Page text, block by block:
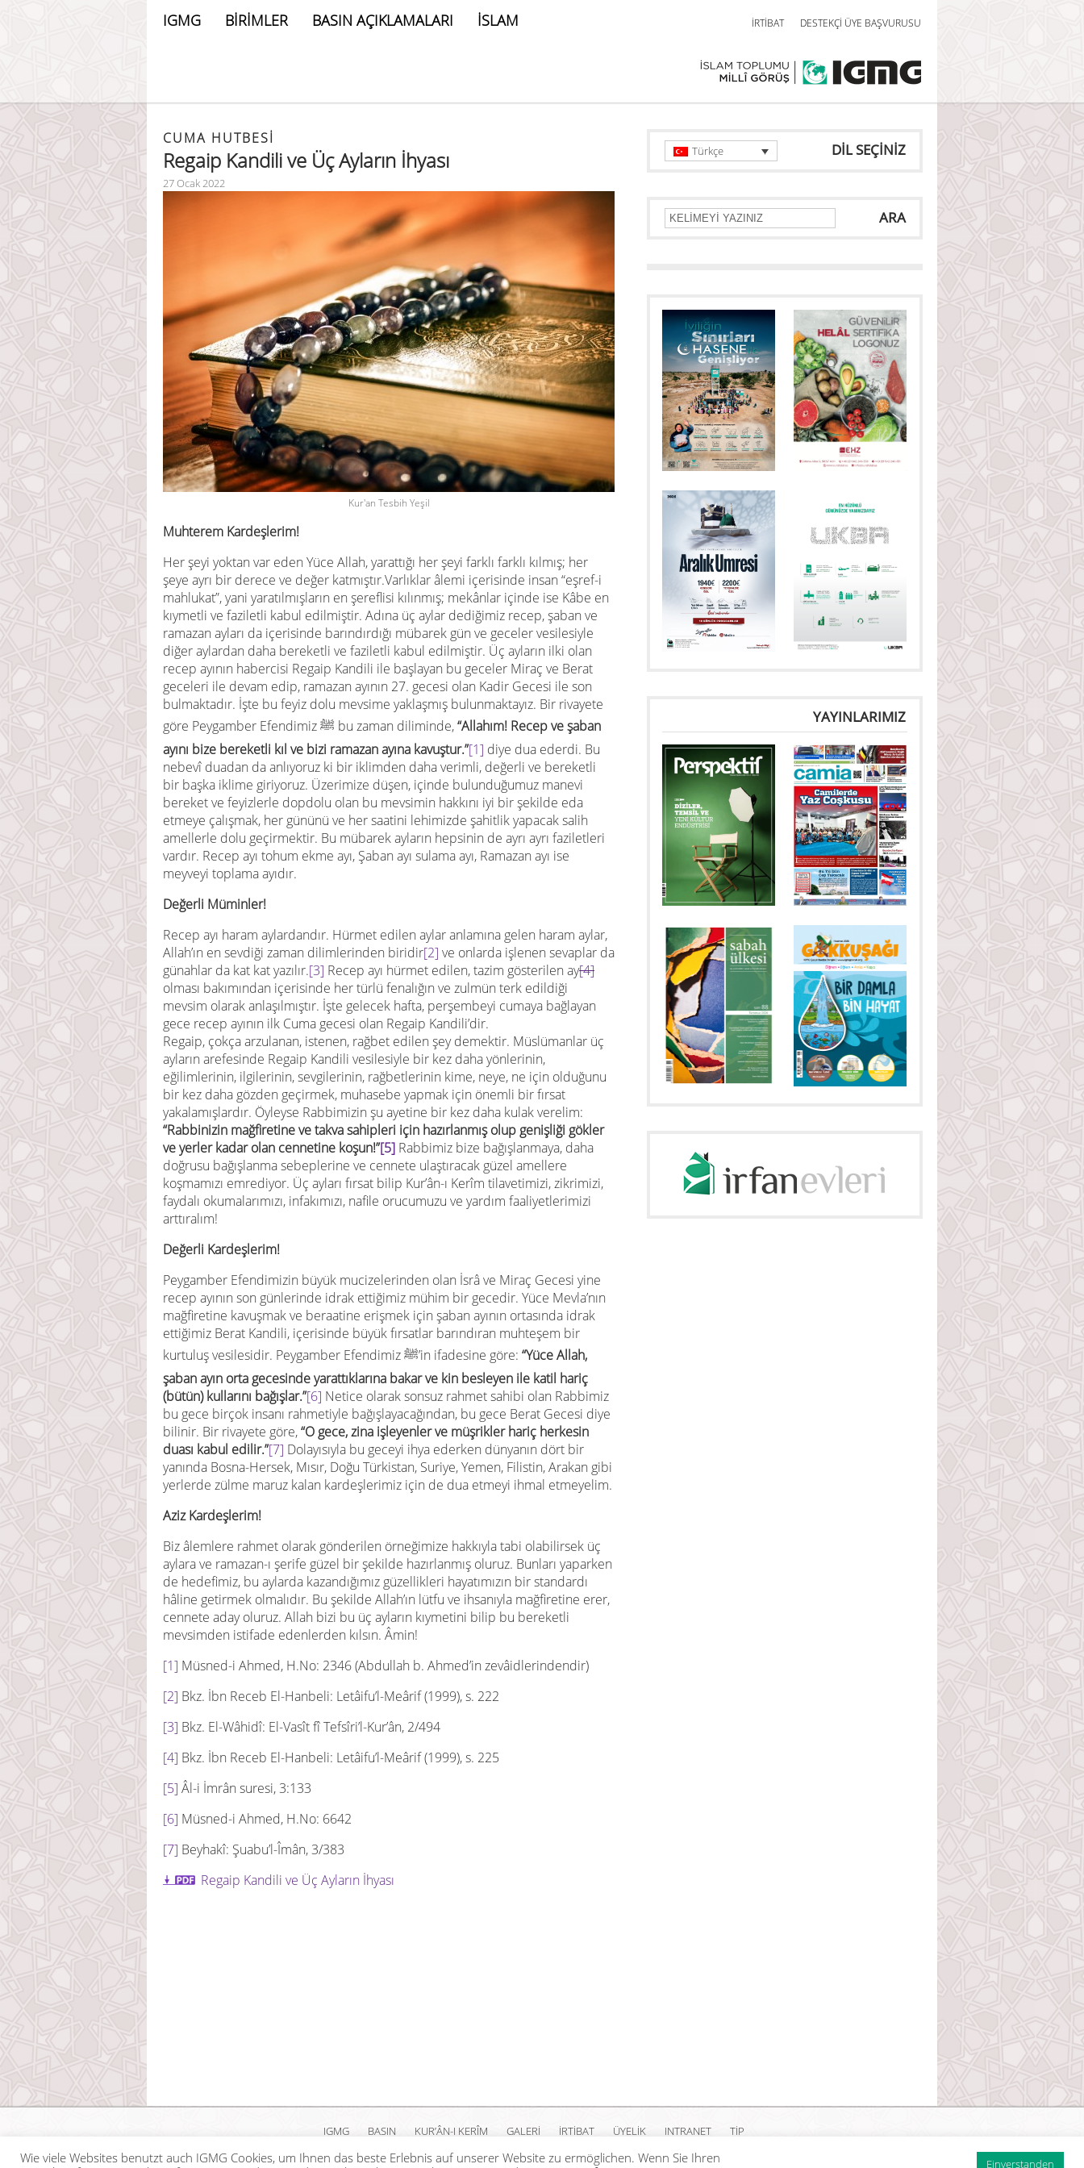
IGMG BİRİMLER BASIN AÇIKLAMALARI İSLAM İRTİBAT DESTEKÇİ ÜYE BAŞVURUSU
CUMA HUTBESİ
Regaip Kandili ve Üç Ayların İhyası
27 Ocak 2022
Kur'an Tesbih Yeşil
Muhterem Kardeşlerim!
Her şeyi yoktan var eden Yüce Allah, yarattığı her şeyi farklı farklı kılmış; her
şeye ayrı bir derece ve değer katmıştır.Varlıklar âlemi içerisinde insan “eşref-i
mahlukat”, yani yaratılmışların en şereflisi kılınmış; mekânlar içinde ise Kâbe en
kıymetli ve faziletli kabul edilmiştir. Adına üç aylar dediğimiz recep, şaban ve
ramazan ayları da içerisinde barındırdığı mübarek gün ve geceler vesilesiyle
diğer aylardan daha bereketli ve faziletli kabul edilmiştir. Üç ayların ilki olan
recep ayının habercisi Regaip Kandili ile başlayan bu geceler Miraç ve Berat
geceleri ile devam edip, ramazan ayının 27. gecesi olan Kadir Gecesi ile son
bulmaktadır. İşte bu feyiz dolu mevsime yaklaşmış bulunmaktayız. Bir rivayete
göre Peygamber Efendimiz ﷺ bu zaman diliminde,“Allahım! Recep ve şaban
ayını bize bereketli kıl ve bizi ramazan ayına kavuştur.”[1] diye dua ederdi. Bu
nebevî duadan da anlıyoruz ki bir iklimden daha verimli, değerli ve bereketli
bir başka iklime giriyoruz. Üzerimize düşen, içinde bulunduğumuz manevi
bereket ve feyizlerle dopdolu olan bu mevsimin hakkını iyi bir şekilde eda
etmeye çalışmak, her gününü ve her saatini lehimizde şahitlik yapacak salih
amellerle dolu geçirmektir. Bu mübarek ayların hepsinin de ayrı ayrı faziletleri
vardır. Recep ayı tohum ekme ayı, Şaban ayı sulama ayı, Ramazan ayı ise
meyveyi toplama ayıdır.
Değerli Müminler!
Recep ayı haram aylardandır. Hürmet edilen aylar anlamına gelen haram aylar,
Allah’ın en sevdiği zaman dilimlerinden biridir[2] ve onlarda işlenen sevaplar da
günahlar da kat kat yazılır.[3] Recep ayı hürmet edilen, tazim gösterilen ay[4]
olması bakımından içerisinde her türlü fenalığın ve zulmün terk edildiği
mevsim olarak anlaşılmıştır. İşte gelecek hafta, perşembeyi cumaya bağlayan
gece recep ayının ilk Cuma gecesi olan Regaip Kandili’dir.
Regaip, çokça arzulanan, istenen, rağbet edilen şey demektir. Müslümanlar üç
ayların arefesinde Regaip Kandili vesilesiyle bir kez daha yönlerinin,
eğilimlerinin, ilgilerinin, sevgilerinin, rağbetlerinin kime, neye, ne için olduğunu
bir kez daha gözden geçirmek, muhasebe yapmak için önemli bir fırsat
yakalamışlardır. Öyleyse Rabbimizin şu ayetine bir kez daha kulak verelim:
“Rabbinizin mağfiretine ve takva sahipleri için hazırlanmışolup genişliği gökler
ve yerler kadar olan cennetine koşun!”[5] Rabbimiz bize bağışlanmaya, daha
doğrusu bağışlanma sebeplerine ve cennete ulaştıracak güzel amellere
koşmamızı emrediyor. Üç ayları fırsat bilip Kur’ân-ı Kerîm tilavetimizi, zikrimizi,
faydalı okumalarımızı, infakımızı, nafile orucumuzu ve yardım faaliyetlerimizi
arttıralım!
Değerli Kardeşlerim!
Peygamber Efendimizin büyük mucizelerinden olan İsrâ ve Miraç Gecesi yine
recep ayının son günlerinde idrak ettiğimiz mühim bir gecedir. Yüce Mevla’nın
mağfiretine kavuşmak ve beraatine erişmek için şaban ayının ortasında idrak
ettiğimiz Berat Kandili, içerisinde büyük fırsatlar barındıran muhteşem bir
kurtuluş vesilesidir. Peygamber Efendimiz ﷺ’in ifadesine göre: “Yüce Allah,
şaban ayın orta gecesinde yarattıklarına bakar ve kin besleyen ile katil hariç
(bütün) kullarını bağışlar.”[6] Netice olarak sonsuz rahmet sahibi olan Rabbimiz
bu gece birçok insanı rahmetiyle bağışlayacağından, bu gece Berat Gecesi diye
bilinir. Bir rivayete göre,“O gece, zina işleyenler ve müşrikler hariç herkesin
duası kabul edilir.”[7] Dolayısıyla bu geceyi ihya ederken dünyanın dört bir
yanında Bosna-Hersek, Mısır, Doğu Türkistan, Suriye, Yemen, Filistin, Arakan gibi
yerlerde zülme maruz kalan kardeşlerimiz için de dua etmeyi ihmal etmeyelim.
Aziz Kardeşlerim!
Biz âlemlere rahmet olarak gönderilen örneğimize hakkıyla tabi olabilirsek üç
aylara ve ramazan-ı şerife güzel bir şekilde hazırlanmış oluruz. Bunları yaparken
de hedefimiz, bu aylarda kazandığımız güzellikleri hayatımızın bir standardı
hâline getirmek olmalıdır. Bu şekilde Allah’ın lütfu ve ihsanıyla mağfiretine erer,
cennete aday oluruz. Allah bizi bu üç ayların kıymetini bilip bu bereketli
mevsimden istifade edenlerden kılsın. Âmin!
[1] Müsned-i Ahmed, H.No: 2346 (Abdullah b. Ahmed’in zevâidlerindendir)
[2] Bkz. İbn Receb El-Hanbeli: Letâifu’l-Meârif (1999), s. 222
[3] Bkz. El-Wâhidî: El-Vasît fî Tefsîri’l-Kur’ân, 2/494
[4] Bkz. İbn Receb El-Hanbeli: Letâifu’l-Meârif (1999), s. 225
[5] Âl-i İmrân suresi, 3:133
[6] Müsned-i Ahmed, H.No: 6642
[7] Beyhakî: Şuabu’l-Îmân, 3/383
Regaip Kandili ve Üç Ayların İhyası
DİL SEÇİNİZ
Türkçe
ARA
YAYINLARIMIZ
IGMG BASIN KUR’ÂN-I KERÎM GALERİ İRTİBAT ÜYELİK INTRANET
TİP
Copyright Islam Toplumu Millî Görüş e.V. |Künye|Feragatname
Wie viele Websites benutzt auch IGMG Cookies, um Ihnen das beste Erlebnis auf unserer Website zu ermöglichen. Wenn Sie Ihren
Einverstanden